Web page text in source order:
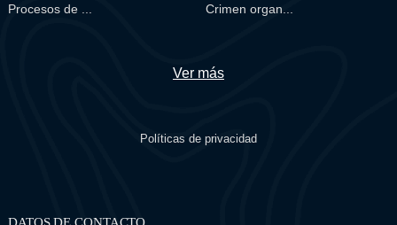
Procesos de ... Crimen organ...
Ver más
Políticas de privacidad
DATOS DE CONTACTO